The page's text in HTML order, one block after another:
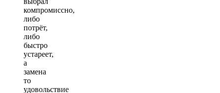
компромиссно,
либо
потрёт,
либо
быстро
устареет,
а
замена
то
удовольствие